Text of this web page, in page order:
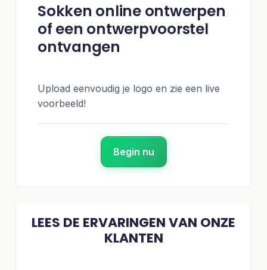
Sokken online ontwerpen
of een ontwerpvoorstel
ontvangen
Upload eenvoudig je logo en zie een live
voorbeeld!
Begin nu
LEES DE ERVARINGEN VAN ONZE
KLANTEN